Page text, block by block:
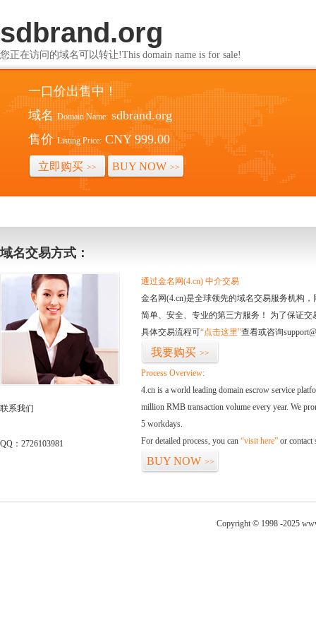
sdbrand.org
您正在访问的域名可以转让!This domain name is for sale!
一口价出售中！
域名 Domain Name: sdbrand.org
售价 Listing Price: CNY 999.00
立即购买 >> BUY NOW >>
域名交易方式：
联系我们
QQ：2726103981
通过金名网(4.cn) 中介交易
金名网(4.cn)是全球领先的域名交易服务机构
简单、安全、专业的第三方服务！ 为了保证
具体交易流程可“点击这里”查看或咨询
我要购买 >>
Process Overview:
4.cn is a world leading domain escrow service
million RMB transaction volume every year. We
5 workdays.
For detailed process, you can “visit here” or contact
BUY NOW >>
Copyright © 1998 -2025